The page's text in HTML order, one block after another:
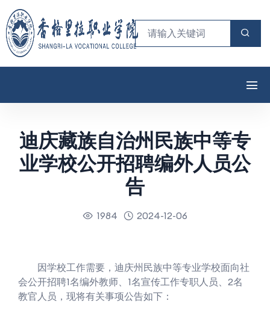
迪庆藏族自治州民族中等专
业学校公开招聘编外人员公
告
1984 2024-12-06
因学校工作需要，迪庆州民族中等专业学校面向社
会公开招聘1名编外教师、1名宣传工作专职人员、2名
教官人员，现将有关事项公告如下：